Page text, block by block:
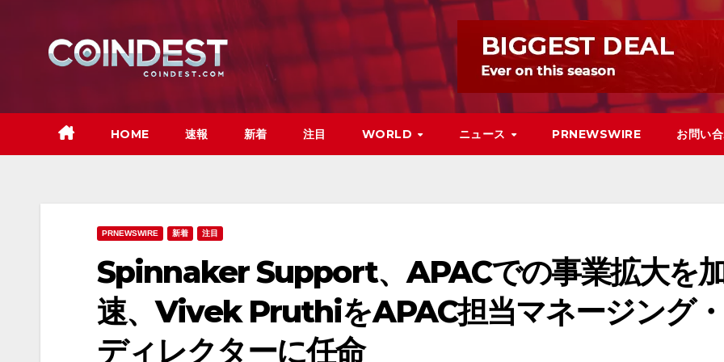
HOME 速報 新着 注目 WORLD ニュース PRNEWSWIRE お問い
PRNEWSWIRE 新着 注目
Spinnaker Support、APACでの事業拡大を
速、Vivek PruthiをAPAC担当マネージング・
ディレクターに任命